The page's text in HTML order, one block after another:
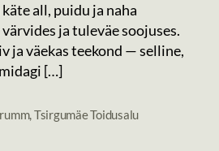
all, puidu ja naha
ja tuleväe soojuses.
ja väekas teekond — selline,
[…]
,Tsirgumäe Toidusalu